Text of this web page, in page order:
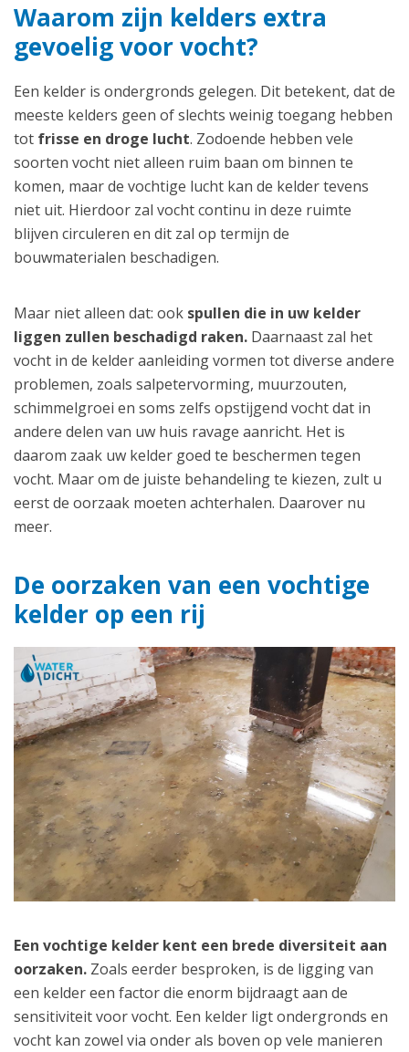
Waarom zijn kelders extra
gevoelig voor vocht?
Een kelder is ondergronds gelegen. Dit betekent, dat de
meeste kelders geen of slechts weinig toegang hebben
tot frisse en droge lucht. Zodoende hebben vele
soorten vocht niet alleen ruim baan om binnen te
komen, maar de vochtige lucht kan de kelder tevens
niet uit. Hierdoor zal vocht continu in deze ruimte
blijven circuleren en dit zal op termijn de
bouwmaterialen beschadigen.
Maar niet alleen dat: ook spullen die in uw kelder
liggen zullen beschadigd raken. Daarnaast zal het
vocht in de kelder aanleiding vormen tot diverse andere
problemen, zoals salpetervorming, muurzouten,
schimmelgroei en soms zelfs opstijgend vocht dat in
andere delen van uw huis ravage aanricht. Het is
daarom zaak uw kelder goed te beschermen tegen
vocht. Maar om de juiste behandeling te kiezen, zult u
eerst de oorzaak moeten achterhalen. Daarover nu
meer.
De oorzaken van een vochtige
kelder op een rij
Een vochtige kelder kent een brede diversiteit aan
oorzaken. Zoals eerder besproken, is de ligging van
een kelder een factor die enorm bijdraagt aan de
sensitiviteit voor vocht. Een kelder ligt ondergronds en
vocht kan zowel via onder als boven op vele manieren